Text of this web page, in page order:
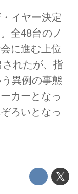
イヤー決定
全48台のノ
に進む上位
れたが、指
異例の事態
カーとなっ
ろいとなっ